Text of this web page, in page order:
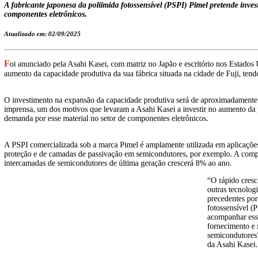
A fabricante japonesa da poliimida fotossensível (PSPI) Pimel pretende
componentes eletrônicos.
Atualizado em: 02/09/2025
Foi anunciado pela Asahi Kasei, com matriz no Japão e escritório nos
aumento da capacidade produtiva da sua fábrica situada na cidade de Fuji,
O investimento na expansão da capacidade produtiva será de
imprensa, um dos motivos que levaram a Asahi Kasei a investir no aumento
demanda por esse material no setor de componentes eletrônicos.
A PSPI comercializada sob a marca Pimel é amplamente utilizada em
proteção e de camadas de passivação em semicondutores, por exemplo. A
intercamadas de semicondutores de última geração crescerá 8% ao ano.
“O rápido
outras
precedentes
fotossensível
acompanhar
fornecimento e
da Asahi Kasei.